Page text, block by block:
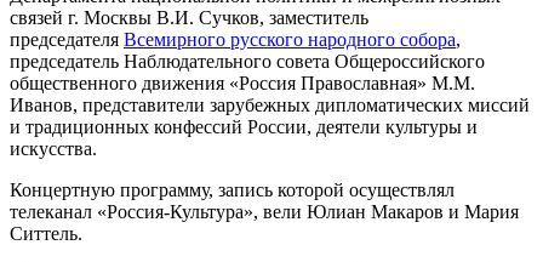
связей г. Москвы В.И. Сучков, заместитель
председателя Всемирного русского народного собора,
председатель Наблюдательного совета Общероссийского
общественного движения «Россия Православная» М.М.
Иванов, представители зарубежных дипломатических миссий
и традиционных конфессий России, деятели культуры и
искусства.
Концертную программу, запись которой осуществлял
телеканал «Россия-Культура», вели Юлиан Макаров и Мария
Ситтель.